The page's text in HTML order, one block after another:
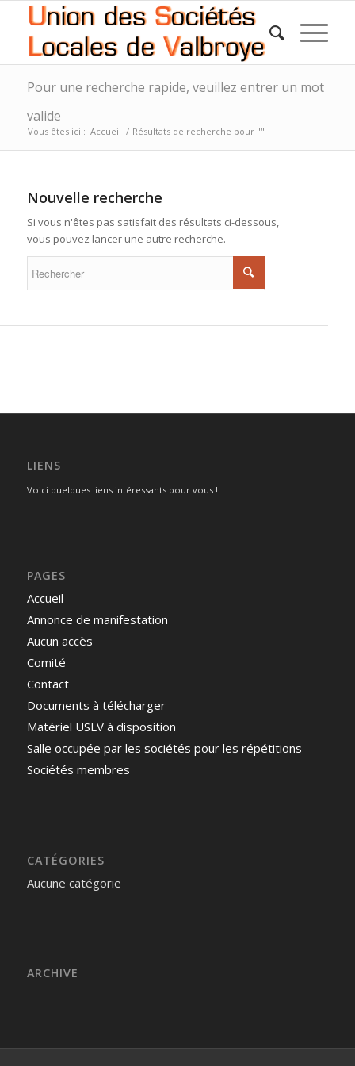
Pour une recherche rapide, veuillez entrer un mot
valide
Vous êtes ici : Accueil / Résultats de recherche pour ""
Nouvelle recherche
Si vous n'êtes pas satisfait des résultats ci-dessous,
vous pouvez lancer une autre recherche.
LIENS
Voici quelques liens intéressants pour vous !
PAGES
Accueil
Annonce de manifestation
Aucun accès
Comité
Contact
Documents à télécharger
Matériel USLV à disposition
Salle occupée par les sociétés pour les répétitions
Sociétés membres
CATÉGORIES
Aucune catégorie
ARCHIVE